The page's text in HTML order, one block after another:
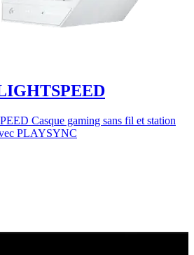
Casque gaming sans fil et station
PLAYSYNC